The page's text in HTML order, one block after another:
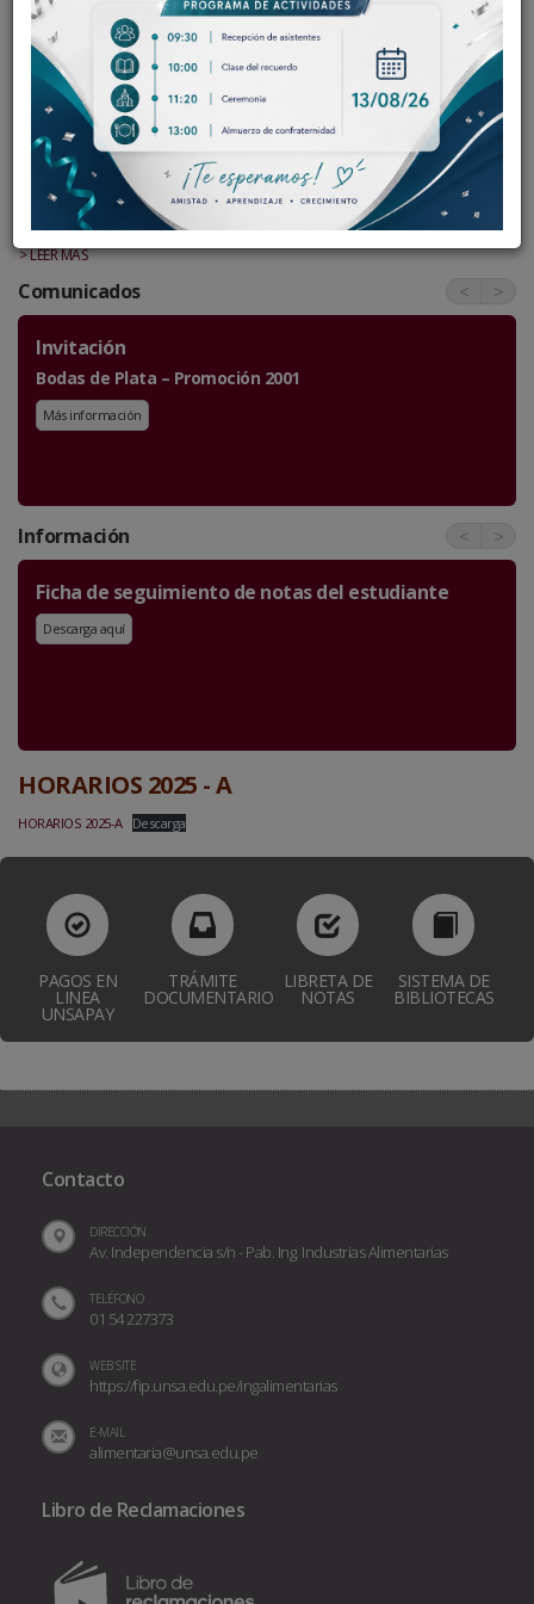
Presentación
La Industria Alimentaria organiza y evalúa empresas alimentarias,
mediante los conocimientos de ciencia y tecnología de alimentos,
asegurando en ello prácticas de calidad, inocuidad y productividad.
Dirige de manera integral el trabajo cooperativo...
> LEER MÁS
Comunicados < >
Invitación
Bodas de Plata – Promoción 2001
Más información
Información < >
Ficha de seguimiento de notas del estudiante
Descarga aquí
HORARIOS 2025 - A
HORARIOS 2025-A Descarga
Contacto
DIRECCIÓN
Av. Independencia s/n - Pab. Ing. Industrias Alimentarias
TELÉFONO
01 54 227373
WEB SITE
https://fip.unsa.edu.pe/ingalimentarias
E-MAIL
alimentaria@unsa.edu.pe
Libro de Reclamaciones